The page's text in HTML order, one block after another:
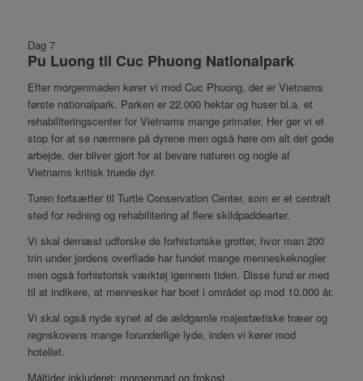
Dag 7
Pu Luong til Cuc Phuong Nationalpark
Efter morgenmaden kører vi mod Cuc Phuong, der er Vietnams
første nationalpark. Parken er 22.000 hektar og huser bl.a. et
rehabiliteringscenter for Vietnams mange primater. Her gør vi et
stop for at se nærmere på dyrene men også høre om alt det gode
arbejde, der bliver gjort for at bevare naturen og nogle af
Vietnams kritisk truede dyr.
Turen fortsætter til Turtle Conservation Center, som er et centralt
sted for redning og rehabilitering af flere skildpaddearter.
Vi skal dernæst udforske de forhistoriske grotter, hvor man 200
trin under jordens overflade har fundet mange menneskeknogler
men også forhistorisk værktøj igennem tiden. Disse fund er med
til at indikere, at mennesker har boet i området op mod 10.000 år.
Vi skal også nyde synet af de ældgamle majestætiske træer og
regnskovens mange forunderlige lyde, inden vi kører mod
hotellet.
Måltider inkluderet: morgenmad og frokost